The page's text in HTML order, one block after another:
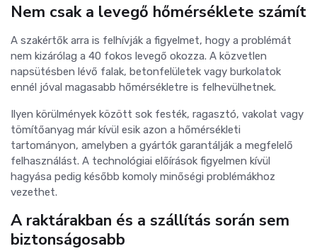
Nem csak a levegő hőmérséklete számít
A szakértők arra is felhívják a figyelmet, hogy a problémát
nem kizárólag a 40 fokos levegő okozza. A közvetlen
napsütésben lévő falak, betonfelületek vagy burkolatok
ennél jóval magasabb hőmérsékletre is felhevülhetnek.
Ilyen körülmények között sok festék, ragasztó, vakolat vagy
tömítőanyag már kívül esik azon a hőmérsékleti
tartományon, amelyben a gyártók garantálják a megfelelő
felhasználást. A technológiai előírások figyelmen kívül
hagyása pedig később komoly minőségi problémákhoz
vezethet.
A raktárakban és a szállítás során sem
biztonságosabb